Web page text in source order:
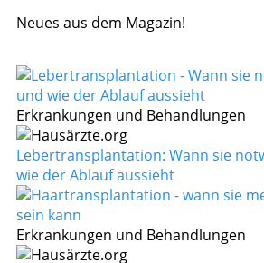
Neues aus dem Magazin!
Erkrankungen und Behandlungen
Lebertransplantation: Wann sie
wie der Ablauf aussieht
Erkrankungen und Behandlungen